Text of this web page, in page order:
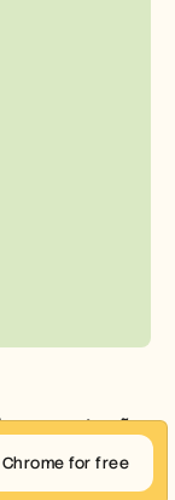
for free